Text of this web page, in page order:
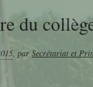
du
,parSecrétariat et